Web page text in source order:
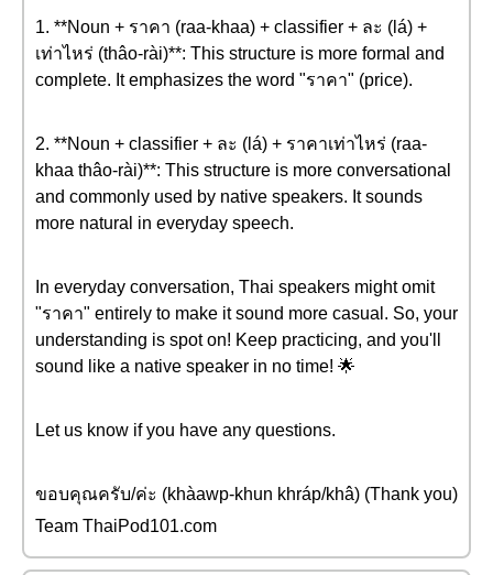
1. **Noun + ราคา (raa-khaa) + classifier + ละ (lá) +
เท่าไหร่ (thâo-rài)**: This structure is more formal and
complete. It emphasizes the word "ราคา" (price).
2. **Noun + classifier + ละ (lá) + ราคาเท่าไหร่ (raa-
khaa thâo-rài)**: This structure is more conversational
and commonly used by native speakers. It sounds
more natural in everyday speech.
In everyday conversation, Thai speakers might omit
"ราคา" entirely to make it sound more casual. So, your
understanding is spot on! Keep practicing, and you'll
sound like a native speaker in no time! 🌟
Let us know if you have any questions.
ขอบคุณครับ/ค่ะ (khàawp-khun khráp/khâ) (Thank you)
Team ThaiPod101.com